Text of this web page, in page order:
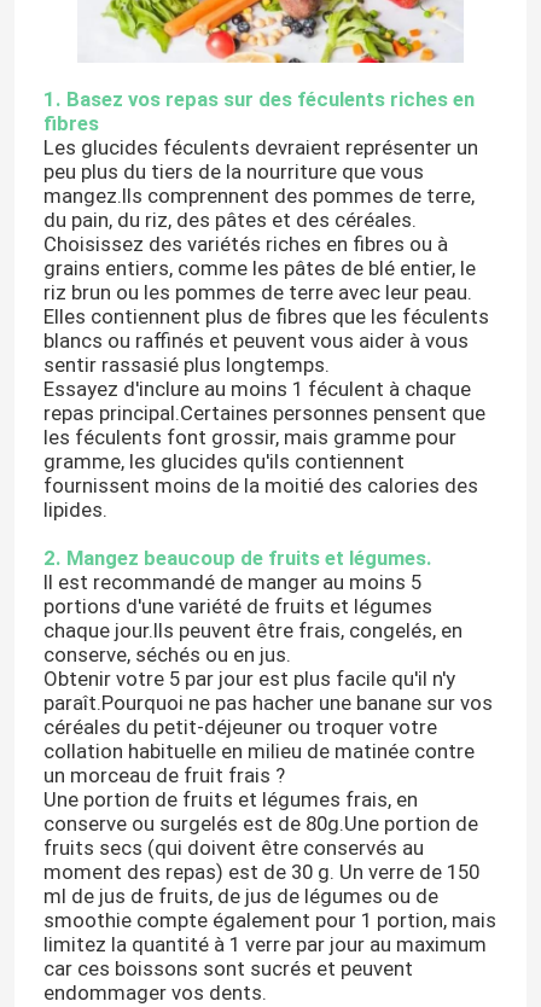
1. Basez vos repas sur des féculents riches en
fibres
Les glucides féculents devraient représenter un
peu plus du tiers de la nourriture que vous
mangez.Ils comprennent des pommes de terre,
du pain, du riz, des pâtes et des céréales.
Choisissez des variétés riches en fibres ou à
grains entiers, comme les pâtes de blé entier, le
riz brun ou les pommes de terre avec leur peau.
Elles contiennent plus de fibres que les féculents
blancs ou raffinés et peuvent vous aider à vous
sentir rassasié plus longtemps.
Essayez d'inclure au moins 1 féculent à chaque
repas principal.Certaines personnes pensent que
les féculents font grossir, mais gramme pour
gramme, les glucides qu'ils contiennent
fournissent moins de la moitié des calories des
lipides.
2. Mangez beaucoup de fruits et légumes.
Il est recommandé de manger au moins 5
portions d'une variété de fruits et légumes
chaque jour.Ils peuvent être frais, congelés, en
conserve, séchés ou en jus.
Obtenir votre 5 par jour est plus facile qu'il n'y
paraît.Pourquoi ne pas hacher une banane sur vos
céréales du petit-déjeuner ou troquer votre
collation habituelle en milieu de matinée contre
un morceau de fruit frais ?
Une portion de fruits et légumes frais, en
conserve ou surgelés est de 80g.Une portion de
fruits secs (qui doivent être conservés au
moment des repas) est de 30 g. Un verre de 150
ml de jus de fruits, de jus de légumes ou de
smoothie compte également pour 1 portion, mais
limitez la quantité à 1 verre par jour au maximum
car ces boissons sont sucrés et peuvent
endommager vos dents.